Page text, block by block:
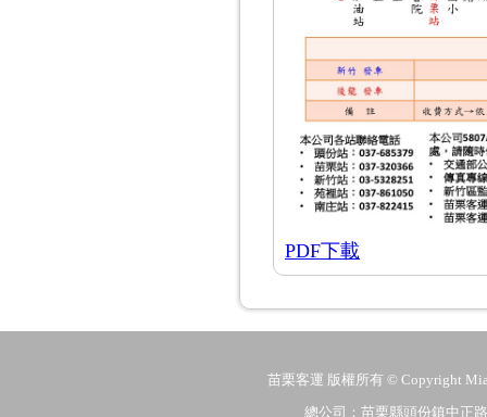
PDF下載
苗栗客運 版權所有 © Copyright
總公司：苗栗縣頭份鎮中正